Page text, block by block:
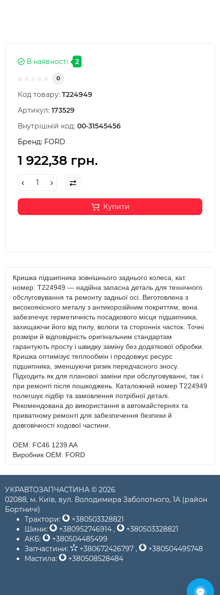
В наявності 2
0
Код товару: T224949
Артикул: 173529
Внутрішній код: 00-31545456
Бренд: FORD
1 922,38 грн.
Купити
Кришка підшипника зовнішнього заднього колеса, кат.
номер: T224949 — надійна запасна деталь для технічного
обслуговування та ремонту задньої осі. Виготовлена з
високоякісного металу з антикорозійним покриттям, вона
забезпечує герметичність посадкового місця підшипника,
захищаючи його від пилу, вологи та сторонніх часток. Точні
розміри й відповідність оригінальним стандартам
гарантують просту і швидку заміну без додаткової обробки.
Кришка оптимізує теплообмін і продовжує ресурс
підшипника, зменшуючи ризик передчасного зносу.
Підходить як для планової заміни при обслуговуванні, так і
при ремонті після пошкоджень. Каталожний номер T224949
полегшує підбір та замовлення потрібної деталі.
Рекомендована до використання в автомайстернях та
приватному ремонті для забезпечення безпеки й
довговічності ходової частини.
OEM: FC46 1239 AA
Виробник OEM: FORD
УКРАВТОЗАПЧАСТИНА © 2026
02088, м. Київ, вул. Володимира Заболотного, 1А (район
Бортничі)
Трактори:
+380503328821
Шини:
+380952746914 ,
+380503328821
АКБ:
+380504485499
Запчастини:
+380672426797 ,
+380504495748
Мастила:
+380508528484